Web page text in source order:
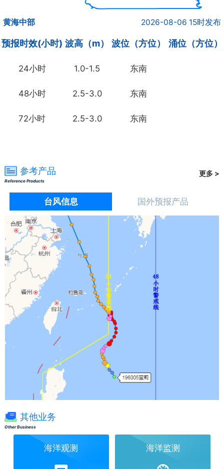
黄海中部 2026-08-06 15时发布
预报时效(小时) 波高（m） 波位（方位） 涌位（方位）
24小时 1.0-1.5 东南
48小时 2.5-3.0 东南
72小时 2.5-3.0 东南
参考产品
Reference Products
更多 >
台风信息 国外预报产品
其他业务
Other Business
海洋观测 海洋监测